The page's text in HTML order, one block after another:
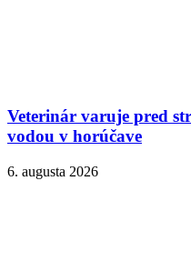
Veterinár varuje pred
vodou v horúčave
6. augusta 2026